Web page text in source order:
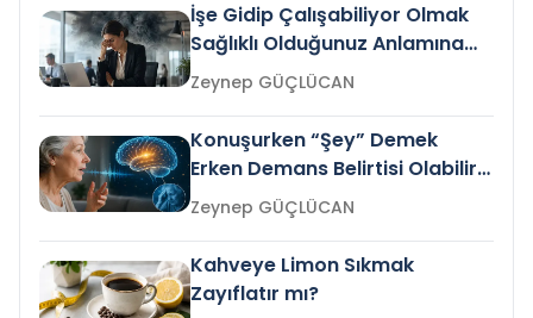
İşe Gidip Çalışabiliyor Olmak
Sağlıklı Olduğunuz Anlamına
Gelir mi?Zeynep GÜÇLÜCAN
Konuşurken “Şey” Demek
Erken Demans Belirtisi Olabilir
mi?
Zeynep GÜÇLÜCAN
Kahveye Limon Sıkmak
Zayıflatır mı?